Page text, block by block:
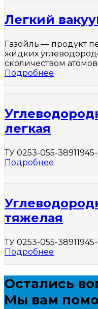
Легкий
Газойль — продукт
жидких
сколичеством
Подробнее
легкая
ТУ 0253-055-
Подробнее
тяжелая
ТУ 0253-055-
Подробнее
Остались
Мы вам